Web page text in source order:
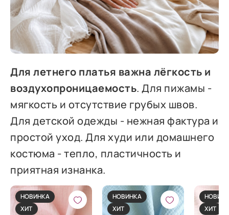
Для летнего платья важна лёгкость и
воздухопроницаемость. Для пижамы -
мягкость и отсутствие грубых швов.
Для детской одежды - нежная фактура и
простой уход. Для худи или домашнего
костюма - тепло, пластичность и
приятная изнанка.
НОВИНКА
ХИТ
НОВИНКА
ХИТ
ХИТ